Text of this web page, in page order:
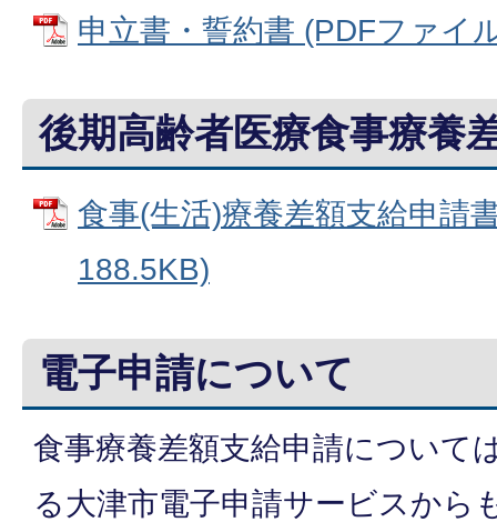
申立書・誓約書 (PDFファイ
後期高齢者医療食事療養
食事(生活)療養差額支給申請
188.5KB)
電子申請について
食事療養差額支給申請について
る大津市電子申請サービスから